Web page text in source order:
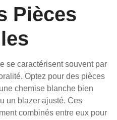
Pièces
se caractérisent souvent par
Optez pour des pièces
chemise blanche bien
un blazer ajusté. Ces
combinés entre eux pour